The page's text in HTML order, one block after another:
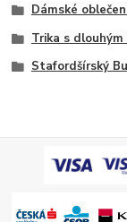
Dámské
Trika s dlouhým
Stafordšírský